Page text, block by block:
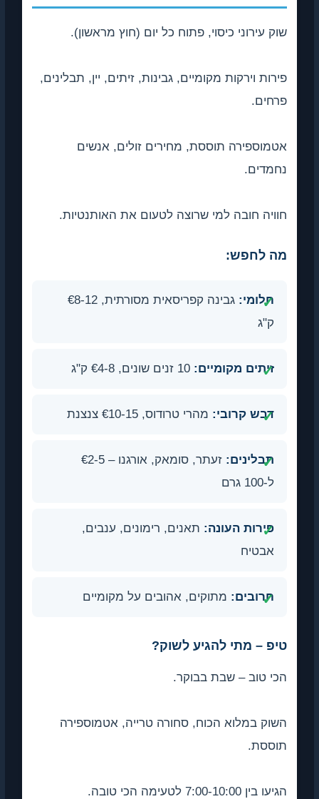
שוק עירוני כיסוי, פתוח כל יום (חוץ מראשון).
פירות וירקות מקומיים, גבינות, זיתים, יין, תבלינים,
פרחים.
אטמוספירה תוססת, מחירים זולים, אנשים
נחמדים.
חוויה חובה למי שרוצה לטעום את האותנטיות.
מה לחפש:
חלומי:
גבינה קפריסאית מסורתית, €8-12
ק"ג
זיתים מקומיים: 10 זנים שונים, €4-8 ק"ג
דבש קרובי: מהרי טרודוס, €10-15 צנצנת
תבלינים:
זעתר, סומאק, אורגנו – €2-5
ל-100 גרם
פירות העונה: תאנים, רימונים, ענבים,
אבטיח
חרובים: מתוקים, אהובים על מקומיים
טיפ – מתי להגיע לשוק?
הכי טוב – שבת בבוקר.
השוק במלוא הכוח, סחורה טרייה, אטמוספירה
תוססת.
הגיעו בין 7:00-10:00 לטעימה הכי טובה.